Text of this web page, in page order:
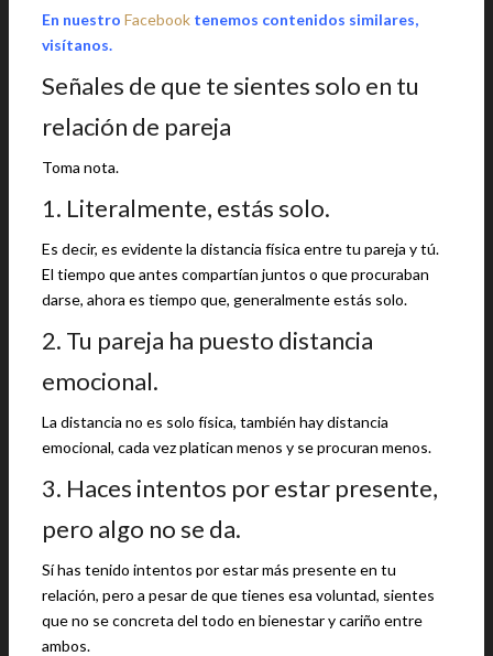
En nuestro Facebook tenemos contenidos similares,
visítanos.
Señales de que te sientes solo en tu
relación de pareja
Toma nota.
1. Literalmente, estás solo.
Es decir, es evidente la distancia física entre tu pareja y tú.
El tiempo que antes compartían juntos o que procuraban
darse, ahora es tiempo que, generalmente estás solo.
2. Tu pareja ha puesto distancia
emocional.
La distancia no es solo física, también hay distancia
emocional, cada vez platican menos y se procuran menos.
3. Haces intentos por estar presente,
pero algo no se da.
Sí has tenido intentos por estar más presente en tu
relación, pero a pesar de que tienes esa voluntad, sientes
que no se concreta del todo en bienestar y cariño entre
ambos.